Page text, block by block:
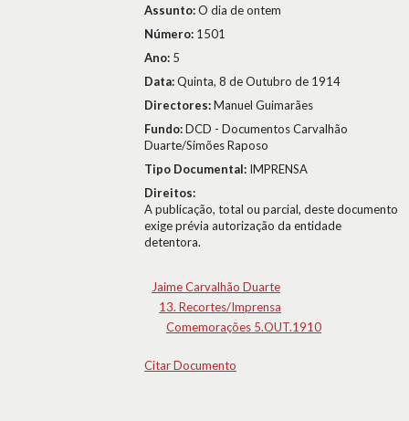
Assunto:O dia de ontem
Número: 1501
Ano: 5
Data:Quinta, 8 de Outubro de 1914
Directores:Manuel Guimarães
Fundo:DCD - Documentos Carvalhão
Duarte/Simões Raposo
Tipo Documental: IMPRENSA
Direitos:
A publicação, total ou parcial, deste documento
exige prévia autorização da entidade
detentora.
Jaime Carvalhão Duarte
13. Recortes/Imprensa
Comemorações 5.OUT.1910
Citar Documento